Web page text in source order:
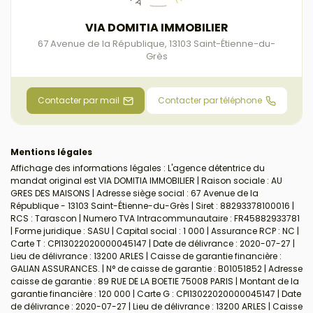
VIA DOMITIA IMMOBILIER
67 Avenue de la République, 13103 Saint-Étienne-du-
Grès
Contacter par mail Contacter par téléphone
Mentions légales
Affichage des informations légales : L'agence détentrice du
mandat original est VIA DOMITIA IMMOBILIER | Raison sociale : AU
GRES DES MAISONS | Adresse siège social : 67 Avenue de la
République - 13103 Saint-Étienne-du-Grès | Siret : 88293378100016 |
RCS : Tarascon | Numero TVA Intracommunautaire : FR45882933781
| Forme juridique : SASU | Capital social : 1 000 | Assurance RCP : NC |
Carte T : CPI13022020000045147 | Date de délivrance : 2020-07-27 |
Lieu de délivrance : 13200 ARLES | Caisse de garantie financière :
GALIAN ASSURANCES. | N° de caisse de garantie : B01051852 | Adresse
caisse de garantie : 89 RUE DE LA BOETIE 75008 PARIS | Montant de la
garantie financière : 120 000 | Carte G : CPI13022020000045147 | Date
de délivrance : 2020-07-27 | Lieu de délivrance : 13200 ARLES | Caisse